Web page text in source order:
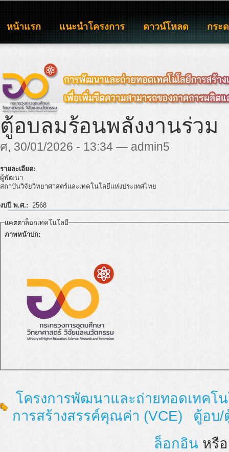
หน้าแรก แนะนำโครงการ ดาวน์โหลด กระ
ตู้อบลมร้อนพลังงานร่วม
ศ, 30/01/2026 - 13:34 — admin5
รายละเอียด:
ผู้พัฒนา
สถาบันวิจัยวิทยาศาสตร์และเทคโนโลยีแห่งประเทศไทย
งบปี พ.ศ.: 2568
แคตตาล็อกเทคโนโลยี
ภาพหน้าปก:
โครงการพัฒนาและถ่ายทอดเทคโ
การสร้างสรรค์คุณค่า (VCE)
ตู้อบ/
ล็อกอิน หรื